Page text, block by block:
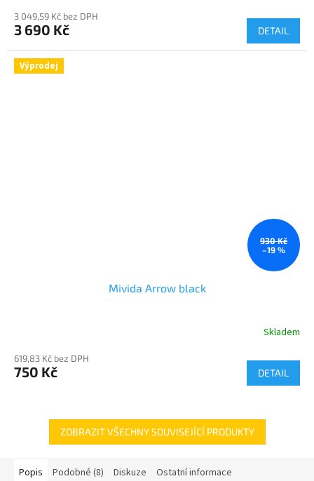
M
A
3 049,59 Kč bez DPH
3 690 Kč DETAIL
Výprodej
930 Kč
–19 %
Mivida Arrow black
Skladem
619,83 Kč bez DPH
750 Kč DETAIL
ZOBRAZIT VŠECHNY SOUVISEJÍCÍ PRODUKTY
Popis Podobné (8) Diskuze Ostatní informace